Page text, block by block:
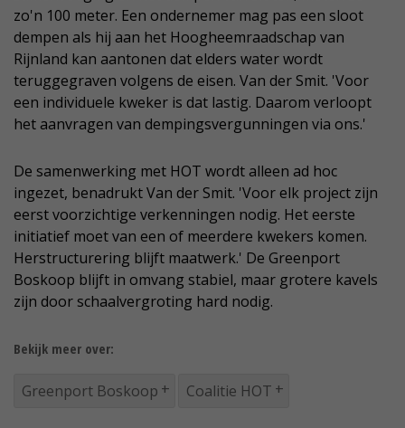
zo'n 100 meter. Een ondernemer mag pas een sloot
dempen als hij aan het Hoogheemraadschap van
Rijnland kan aantonen dat elders water wordt
teruggegraven volgens de eisen. Van der Smit. 'Voor
een individuele kweker is dat lastig. Daarom verloopt
het aanvragen van dempingsvergunningen via ons.'
De samenwerking met HOT wordt alleen ad hoc
ingezet, benadrukt Van der Smit. 'Voor elk project zijn
eerst voorzichtige verkenningen nodig. Het eerste
initiatief moet van een of meerdere kwekers komen.
Herstructurering blijft maatwerk.' De Greenport
Boskoop blijft in omvang stabiel, maar grotere kavels
zijn door schaalvergroting hard nodig.
Bekijk meer over:
Greenport Boskoop Coalitie HOT